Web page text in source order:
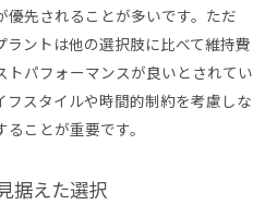
インプラントの長所
ンプラントの注意点
インプラントの実感
した時の利点
テナンス方法
先されることが多いです。ただ
ラントは他の選択肢に比べて維持費
トパフォーマンスが良いとされてい
フスタイルや時間的制約を考慮しな
ことが重要です。
据えた選択